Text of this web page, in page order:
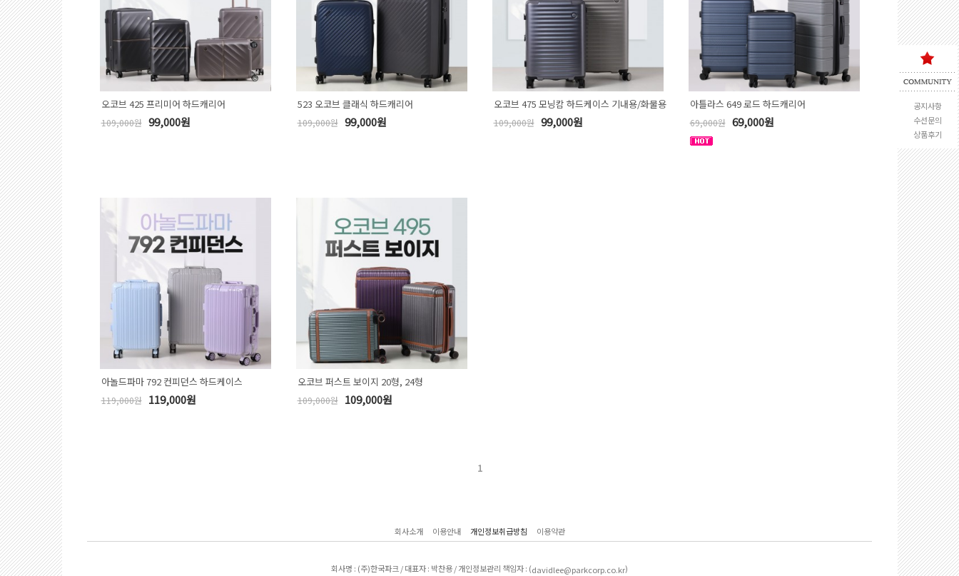
공지사항
수선문의
상품후기
오코브 425 프리미어 하드캐리어
109,000원 99,000원
523 오코브 클래식 하드캐리어
109,000원 99,000원
오코브 475 모닝캄 하드케이스 기내용/화물용
109,000원 99,000원
아틀라스 649 로드 하드캐리어
69,000원 69,000원
아놀드파마 792 컨피던스 하드케이스
119,000원 119,000원
오코브 퍼스트 보이지 20형, 24형
109,000원 109,000원
1
회사소개 이용안내 개인정보취급방침 이용약관
회사명 : (주)한국파크 / 대표자 : 박찬용 / 개인정보관리 책임자 : (davidlee@parkcorp.co.kr)